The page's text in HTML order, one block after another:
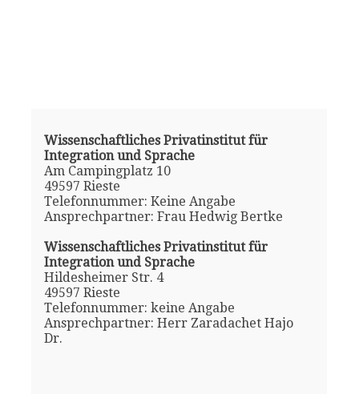
Wissenschaftliches Privatinstitut für
Integration und Sprache
Am Campingplatz 10
49597 Rieste
Telefonnummer: Keine Angabe
Ansprechpartner: Frau Hedwig Bertke
Wissenschaftliches Privatinstitut für
Integration und Sprache
Hildesheimer Str. 4
49597 Rieste
Telefonnummer: keine Angabe
Ansprechpartner: Herr Zaradachet Hajo
Dr.